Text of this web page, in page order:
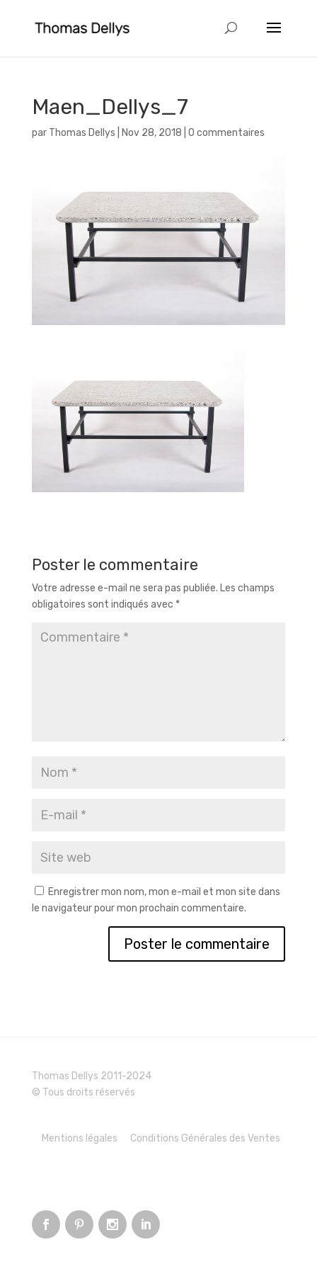
Maen_Dellys_7
par Thomas Dellys Nov 28, 2018 0 commentaires
Poster le commentaire
Votre adresse e-mail ne sera pas publiée. Les champs
obligatoires sont indiqués avec *
Enregistrer mon nom, mon e-mail et mon site dans
le navigateur pour mon prochain commentaire.
Thomas Dellys 2011-2024
© Tous droits réservés
Mentions légales Conditions Générales des Ventes